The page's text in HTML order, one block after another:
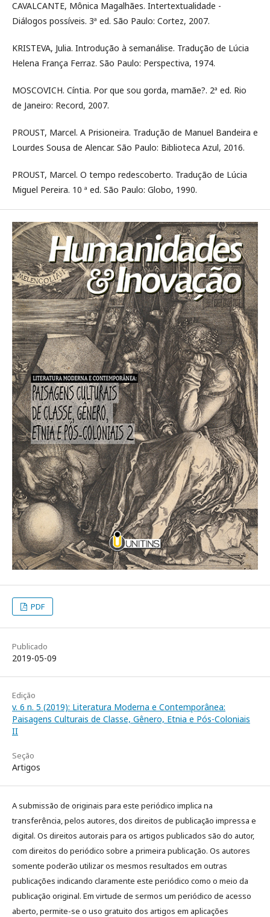
CAVALCANTE, Mônica Magalhães. Intertextualidade -
Diálogos possíveis. 3ª ed. São Paulo: Cortez, 2007.
KRISTEVA, Julia. Introdução à semanálise. Tradução de Lúcia
Helena França Ferraz. São Paulo: Perspectiva, 1974.
MOSCOVICH. Cíntia. Por que sou gorda, mamãe?. 2ª ed. Rio
de Janeiro: Record, 2007.
PROUST, Marcel. A Prisioneira. Tradução de Manuel Bandeira e
Lourdes Sousa de Alencar. São Paulo: Biblioteca Azul, 2016.
PROUST, Marcel. O tempo redescoberto. Tradução de Lúcia
Miguel Pereira. 10 ª ed. São Paulo: Globo, 1990.
PDF
Publicado
2019-05-09
Edição
v. 6 n. 5 (2019): Literatura Moderna e Contemporânea:
Paisagens Culturais de Classe, Gênero, Etnia e Pós-Coloniais
II
Seção
Artigos
A submissão de originais para este periódico implica na
transferência, pelos autores, dos direitos de publicação impressa e
digital. Os direitos autorais para os artigos publicados são do autor,
com direitos do periódico sobre a primeira publicação. Os autores
somente poderão utilizar os mesmos resultados em outras
publicações indicando claramente este periódico como o meio da
publicação original. Em virtude de sermos um periódico de acesso
aberto, permite-se o uso gratuito dos artigos em aplicações